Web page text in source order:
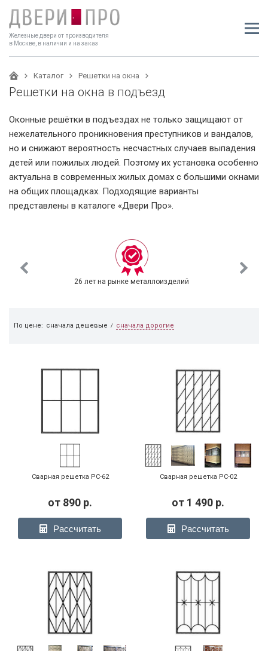
Железные двери от производителя
в Москве, в наличии и на заказ
Каталог Решетки на окна
Решетки на окна в подъезд
Оконные решётки в подъездах не только защищают от
нежелательного проникновения преступников и вандалов,
но и снижают вероятность несчастных случаев выпадения
детей или пожилых людей. Поэтому их установка особенно
актуальна в современных жилых домах с большими окнами
на общих площадках. Подходящие варианты
представлены в каталоге «Двери Про».
26 лет на рынке металлоизделий
По цене: сначала дешевые / сначала дорогие
Сварная решетка РС-62
от 890 р.
Рассчитать
Сварная решетка РС-02
от 1 490 р.
Рассчитать